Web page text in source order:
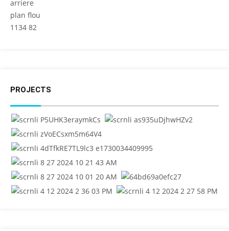
PROJECTS